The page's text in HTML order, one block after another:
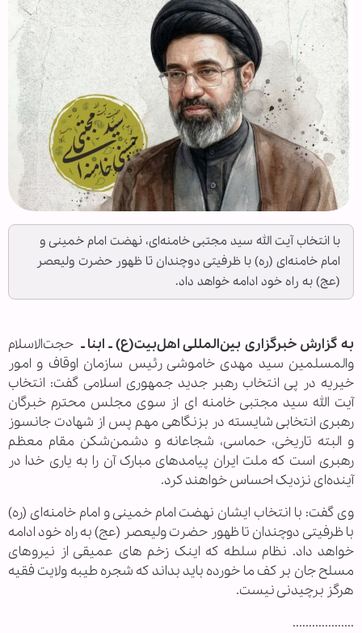
با انتخاب آیت الله سید مجتبی خامنه‌ای، نهضت امام خمینی و
امام خامنه‌ای (ره) با ظرفیتی دوچندان تا ظهور حضرت ولیعصر
(عج) به راه خود ادامه خواهد داد.
به گزارش خبرگزاری بین‌المللی اهل‌بیت(ع) ـ ابنا ـ حجت‌الاسلام
والمسلمین سید مهدی خاموشی رئیس سازمان اوقاف و امور
خیریه در پی انتخاب رهبر جدید جمهوری اسلامی گفت: انتخاب
آیت الله سید مجتبی خامنه ای از سوی مجلس محترم خبرگان
رهبری انتخابی شایسته در بزنگاهی مهم پس از شهادت جانسوز
و البته تاریخی، حماسی، شجاعانه و دشمن‌شکن مقام معظم
رهبری است که ملت ایران پیامدهای مبارک آن را به یاری خدا در
آینده‌ای نزدیک احساس خواهند کرد.
وی گفت: با انتخاب ایشان نهضت امام خمینی و امام خامنه‌ای (ره)
با ظرفیتی دوچندان تا ظهور حضرت ولیعصر (عج) به راه خود ادامه
خواهد داد. نظام سلطه که اینک زخم های عمیقی از نیروهای
مسلح جان بر کف ما خورده باید بداند که شجره طیبه ولایت فقیه
هرگز برچیدنی نیست.
...................